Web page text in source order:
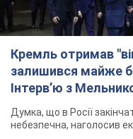
Кремль отримав
залишився майже
Інтерв’ю з
Думка, що в Росії
небезпечна, наголосив